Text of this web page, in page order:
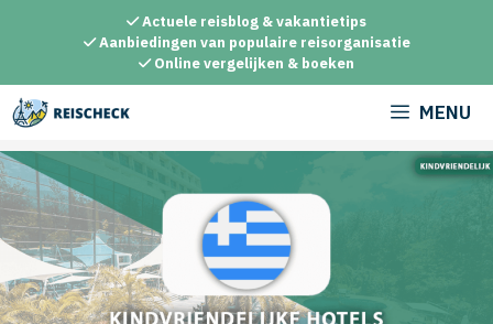
inhoud
Actuele reisblog & vakantietips
Aanbiedingen van populaire reisorganisatie
Online vergelijken & boeken
MENU